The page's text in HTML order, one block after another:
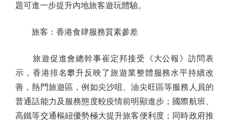
題可進一步提升內地旅客遊玩體驗。
旅客：香港食肆服務質素參差
旅遊促進會總幹事崔定邦接受《大公報》訪問表
示，香港排名攀升反映了旅遊業整體服務水平持續改
善，熱門旅遊區，例如尖沙咀、油尖旺區等服務人員的
普通話能力及服務態度較疫情前明顯進步；國際航班、
高鐵等交通樞紐優勢極大提升旅客便利度；同時政府推